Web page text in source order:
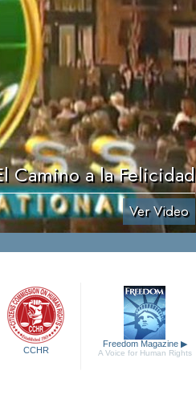
Camino a la Felicidad
Ver Video
CCHR
Freedom Magazine ▶
A Voice for Human Rights